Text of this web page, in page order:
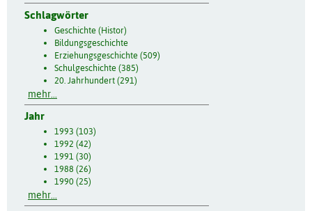
Schlagwörter
Geschichte (Histor)
Bildungsgeschichte
Erziehungsgeschichte (509)
Schulgeschichte (385)
20. Jahrhundert (291)
mehr...
Jahr
1993 (103)
1992 (42)
1991 (30)
1988 (26)
1990 (25)
mehr...